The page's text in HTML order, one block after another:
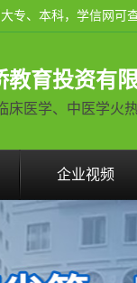
教育投资有
床医学、中医学火
企业视频